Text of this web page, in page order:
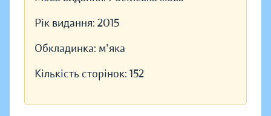
Рік видання: 2015
Обкладинка: м'яка
Кількість сторінок: 152